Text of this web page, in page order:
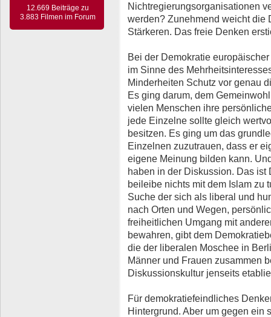
12.669 Beiträge zu
3.883 Filmen im Forum
Nichtregierungsorganisationen
werden? Zunehmend weicht die
Stärkeren. Das freie Denken
Bei der Demokratie
im Sinne des
Minderheiten Schutz vor genau
Es ging darum, dem
vielen Menschen ihre
jede Einzelne sollte gleich
besitzen. Es ging um das
Einzelnen zuzutrauen, dass er
eigene Meinung bilden kann.
haben in der Diskussion. Das ist
beileibe nichts mit dem Islam zu
Suche der sich als liberal und
nach Orten und Wegen,
freiheitlichen Umgang mit
bewahren, gibt dem
die der liberalen Moschee in
Männer und Frauen zusammen
Diskussionskultur jenseits
Für demokratiefeindliches
Hintergrund. Aber um gegen ein